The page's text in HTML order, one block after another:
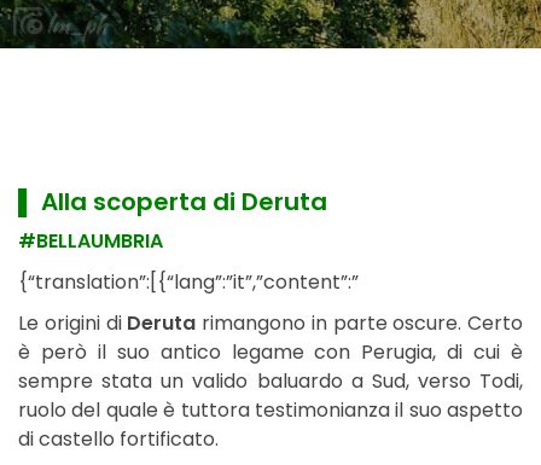
▌ Alla scoperta di Deruta
#BELLAUMBRIA
{“translation”:[{“lang”:”it”,”content”:”
Le origini di Deruta rimangono in parte oscure. Certo
è però il suo antico legame con Perugia, di cui è
sempre stata un valido baluardo a Sud, verso Todi,
ruolo del quale è tuttora testimonianza il suo aspetto
di castello fortificato.